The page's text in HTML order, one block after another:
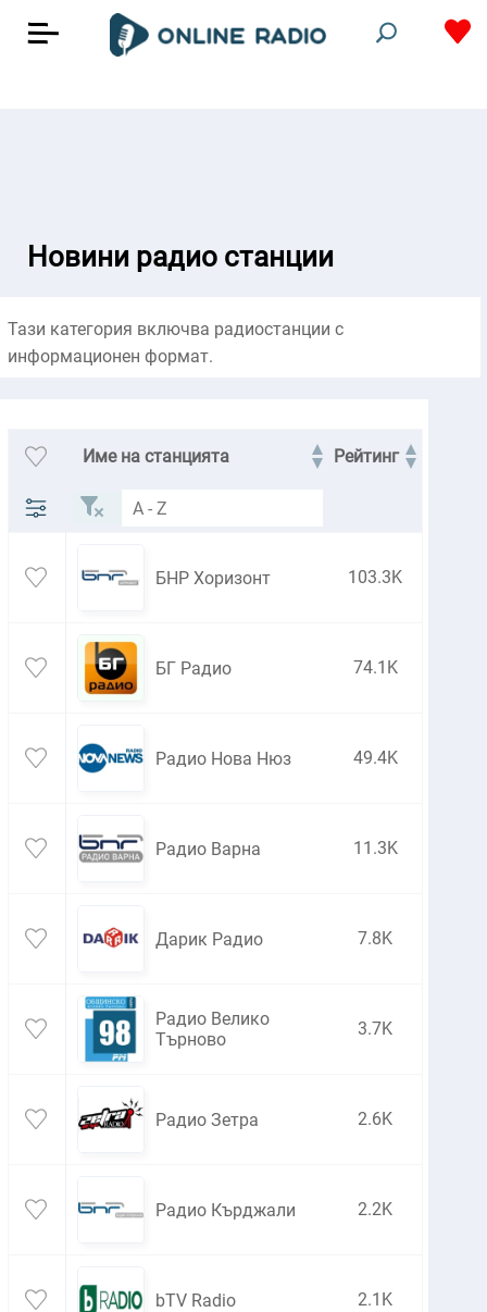
Новини радио станции
Тази категория включва радиостанции с
информационен формат.
Име на станцията Рейтинг
БНР Хоризонт 103.3K
БГ Радио 74.1K
Радио Нова Нюз 49.4K
Радио Варна 11.3K
Дарик Радио 7.8K
Радио Велико
Търново
3.7K
Радио Зетра 2.6K
Радио Кърджали 2.2K
bTV Radio 2.1K